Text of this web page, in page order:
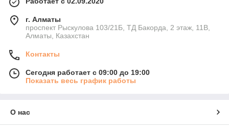
г. Алматы
проспект Рыскулова 103/21Б, ТД Бакорда, 2 этаж, 11В,
Алматы, Казахстан
Контакты
Сегодня работает с 09:00 до 19:00
Показать весь график работы
О нас